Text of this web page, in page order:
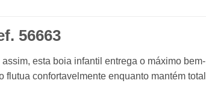
56663
esta boia infantil entrega o máximo bem-
confortavelmente enquanto mantém total